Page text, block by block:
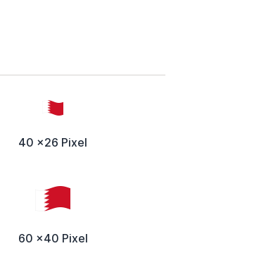
40 x26 Pixel
60 x40 Pixel